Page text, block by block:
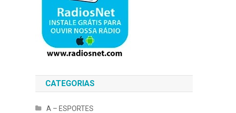
CATEGORIAS
A – ESPORTES